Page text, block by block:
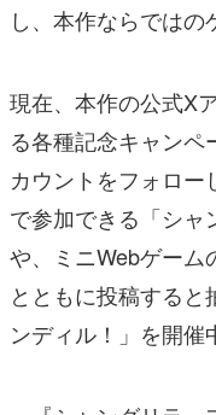
し、本作ならではの
現在、本作の公式X
る各種記念キャン
カウントをフォロー
で参加できる「シャ
や、ミニWebゲーム
とともに投稿する
ンディル！」を開催